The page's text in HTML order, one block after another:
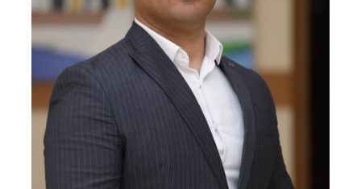
7. Call-center (4) 8. Bakalavriat kvotasi (3)
✉️ Adminga yozish